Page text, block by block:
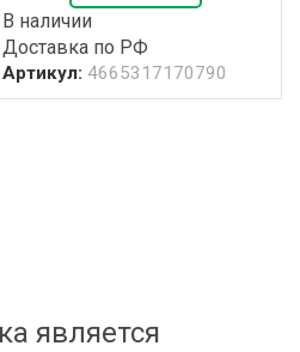
В наличии
Доставка по РФ
Артикул: 4665317170790
является